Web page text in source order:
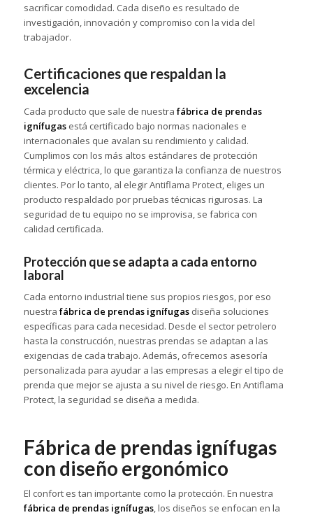
sacrificar comodidad. Cada diseño es resultado de
investigación, innovación y compromiso con la vida del
trabajador.
Certificaciones que respaldan la
excelencia
Cada producto que sale de nuestra fábrica de prendas
ignífugasestá certificado bajo normas nacionales e
internacionales que avalan su rendimiento y calidad.
Cumplimos con los más altos estándares de protección
térmica y eléctrica, lo que garantiza la confianza de nuestros
clientes. Por lo tanto, al elegir Antiflama Protect, eliges un
producto respaldado por pruebas técnicas rigurosas. La
seguridad de tu equipo no se improvisa, se fabrica con
calidad certificada.
Protección que se adapta a cada entorno
laboral
Cada entorno industrial tiene sus propios riesgos, por eso
nuestra fábrica de prendas ignífugasdiseña soluciones
específicas para cada necesidad. Desde el sector petrolero
hasta la construcción, nuestras prendas se adaptan a las
exigencias de cada trabajo. Además, ofrecemos asesoría
personalizada para ayudar a las empresas a elegir el tipo de
prenda que mejor se ajusta a su nivel de riesgo. En Antiflama
Protect, la seguridad se diseña a medida.
Fábrica de prendas ignífugas
con diseño ergonómico
El confort es tan importante como la protección. En nuestra
fábrica de prendas ignífugas, los diseños se enfocan en la